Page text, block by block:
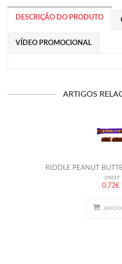
DESCRIÇÃO DO PRODUTO
VÍDEO PROMOCIONAL
ARTIGOS
RIDDLE PEANUT
29037
0.72€